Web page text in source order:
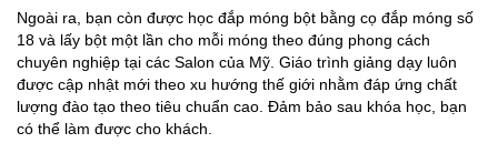
Ngoài ra, bạn còn được học đắp móng bột bằng cọ đắp móng số
18 và lấy bột một lần cho mỗi móng theo đúng phong cách
chuyên nghiệp tại các Salon của Mỹ. Giáo trình giảng dạy luôn
được cập nhật mới theo xu hướng thế giới nhằm đáp ứng chất
lượng đào tạo theo tiêu chuẩn cao. Đảm bảo sau khóa học, bạn
có thể làm được cho khách.